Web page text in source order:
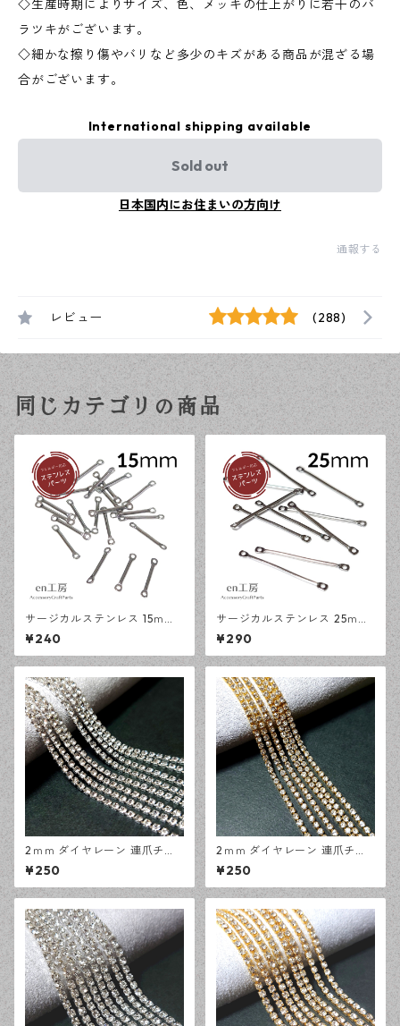
◇生産時期によりサイズ、色、メッキの仕上がりに若干のバ
ラツキがございます。
◇細かな擦り傷やバリなど多少のキズがある商品が混ざる場
合がございます。
International shipping available
Sold out
日本国内にお住まいの方向け
通報する
レビュー (288)
同じカテゴリの商品
サージカルステンレス 15ｍｍ
コネクタースティック シルバ
ー 10本 アレルギー対応 ピア
ス ハンドメイド資材 【en工
¥240
サージカルステンレス 25ｍｍ
コネクタースティック シルバ
ー 10本 アレルギー対応 ピア
ス ハンドメイド資材 【en工
¥290
2ｍｍ ダイヤレーン 連爪チェ
ーン シルバー 1メートル ライ
ンストーン ガラスストーン デ
ザインパーツ アクセサリーパ
房】
¥250
2ｍｍ ダイヤレーン 連爪チェ
ーン ゴールド 1メートル ライ
ンストーン ガラスストーン デ
ザインパーツ アクセサリーパ
房】
¥250